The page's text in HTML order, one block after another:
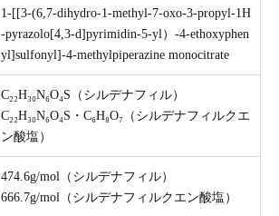
1-[[3-(6,7-dihydro-1-methyl-7-oxo-3-propyl-1H
-pyrazolo[4,3-d]pyrimidin-5-yl）-4-ethoxyphen
yl]sulfonyl]-4-methylpiperazine monocitrate
C₂₂H₃₀N₆O₄S（シルデナフィル）
C₂₂H₃₀N₆O₄S・C₆H₈O₇（シルデナフィルクエ
ン酸塩）
474.6g/mol（シルデナフィル）
666.7g/mol（シルデナフィルクエン酸塩）